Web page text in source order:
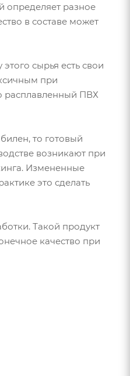
определяет разное
в составе может
сырья есть свои
при
расплавленный ПВХ
то готовый
возникают при
Измененные
это сделать
Такой продукт
качество при